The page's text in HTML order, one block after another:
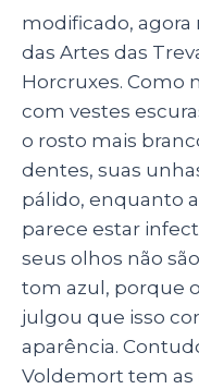
modificado, agora
das Artes das
Horcruxes. Como
com vestes
o rosto mais
dentes, suas
pálido, enquanto
parece estar
seus olhos não
tom azul, porque
julgou que isso
aparência.
Voldemort tem as